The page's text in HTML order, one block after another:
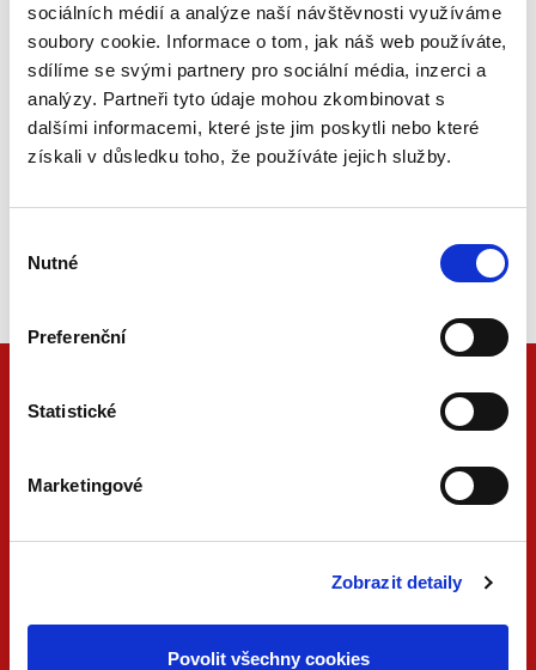
sociálních médií a analýze naší návštěvnosti využíváme
soubory cookie. Informace o tom, jak náš web používáte,
sdílíme se svými partnery pro sociální média, inzerci a
analýzy. Partneři tyto údaje mohou zkombinovat s
dalšími informacemi, které jste jim poskytli nebo které
získali v důsledku toho, že používáte jejich služby.
souhlasu
Nutné
Preferenční
Statistické
Marketingové
Zobrazit detaily
Povolit všechny cookies
Tradiční nakladatelství
Působíme na trhu přes 30 let.
Semináře a Konference
Vzdělávejte se kvalitně.
Vzdělávejte se s Akademií C. H. Beck.
VERZE